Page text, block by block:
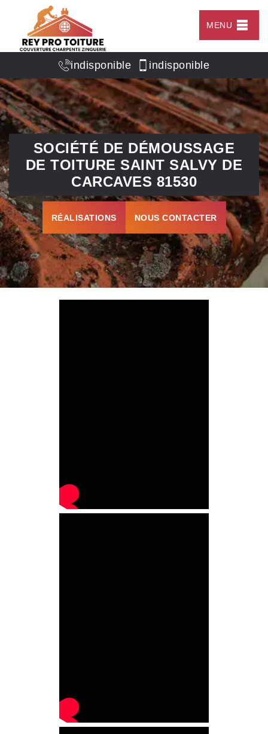
MENU
indisponible indisponible
SOCIÉTÉ DE DÉMOUSSAGE
DE TOITURE SAINT SALVY DE
CARCAVES 81530
RÉALISATIONS NOUS CONTACTER